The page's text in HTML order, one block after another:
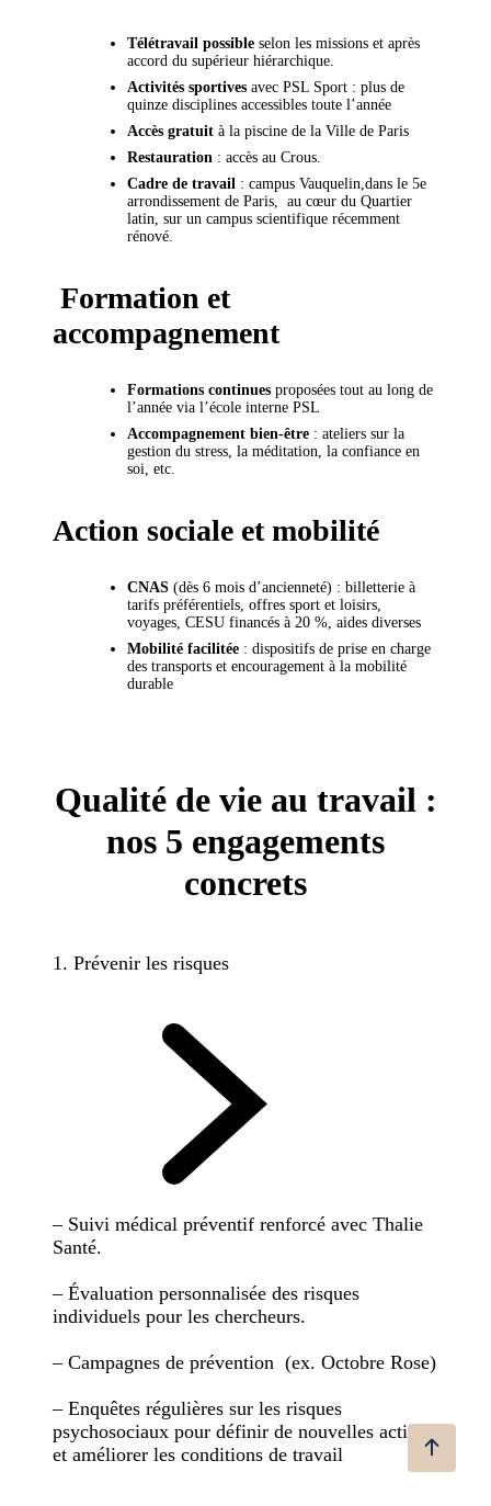
Télétravail possible selon les missions et après
accord du supérieur hiérarchique.
Activités sportives avec PSL Sport : plus de
quinze disciplines accessibles toute l’année
Accès gratuit à la piscine de la Ville de Paris
Restauration : accès au Crous.
Cadre de travail : campus Vauquelin,dans le 5e
arrondissement de Paris, au cœur du Quartier
latin, sur un campus scientifique récemment
rénové.
Formation et
accompagnement
Formations continues proposées tout au long de
l’année via l’école interne PSL
Accompagnement bien-être : ateliers sur la
gestion du stress, la méditation, la confiance en
soi, etc.
Action sociale et mobilité
CNAS (dès 6 mois d’ancienneté) : billetterie à
tarifs préférentiels, offres sport et loisirs,
voyages, CESU financés à 20 %, aides diverses
Mobilité facilitée : dispositifs de prise en charge
des transports et encouragement à la mobilité
durable
Qualité de vie au travail :
nos 5 engagements
concrets
1. Prévenir les risques
– Suivi médical préventif renforcé avec Thalie
Santé.
– Évaluation personnalisée des risques
individuels pour les chercheurs.
– Campagnes de prévention (ex. Octobre Rose)
– Enquêtes régulières sur les risques
psychosociaux pour définir de nouvelles actions
et améliorer les conditions de travail